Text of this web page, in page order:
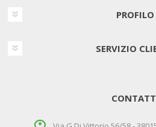
PROFILO
SERVIZIO